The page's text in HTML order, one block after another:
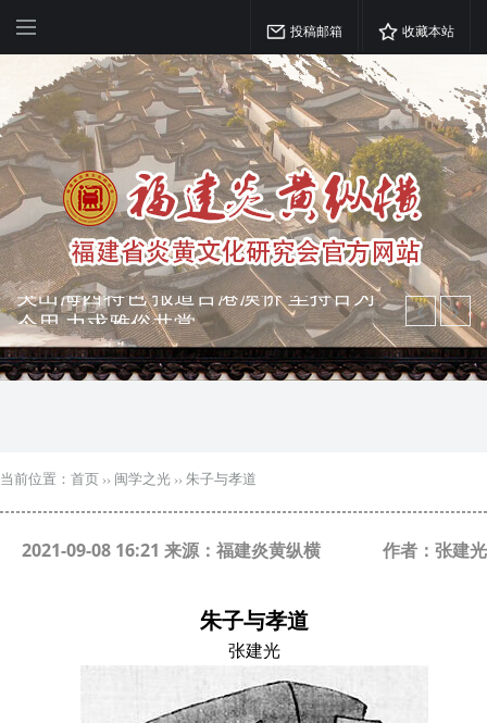
投稿邮箱 收藏本站
弘扬优秀文化 振奋民族精神 介绍民族
瑰宝 宣传中华精英
突出海西特色 报道台港澳侨 坚持古为
当前位置： 首页 ›› 闽学之光 ›› 朱子与孝道
2021-09-08 16:21 来源：福建炎黄纵横 作者：张建光
朱子与孝道
张建光